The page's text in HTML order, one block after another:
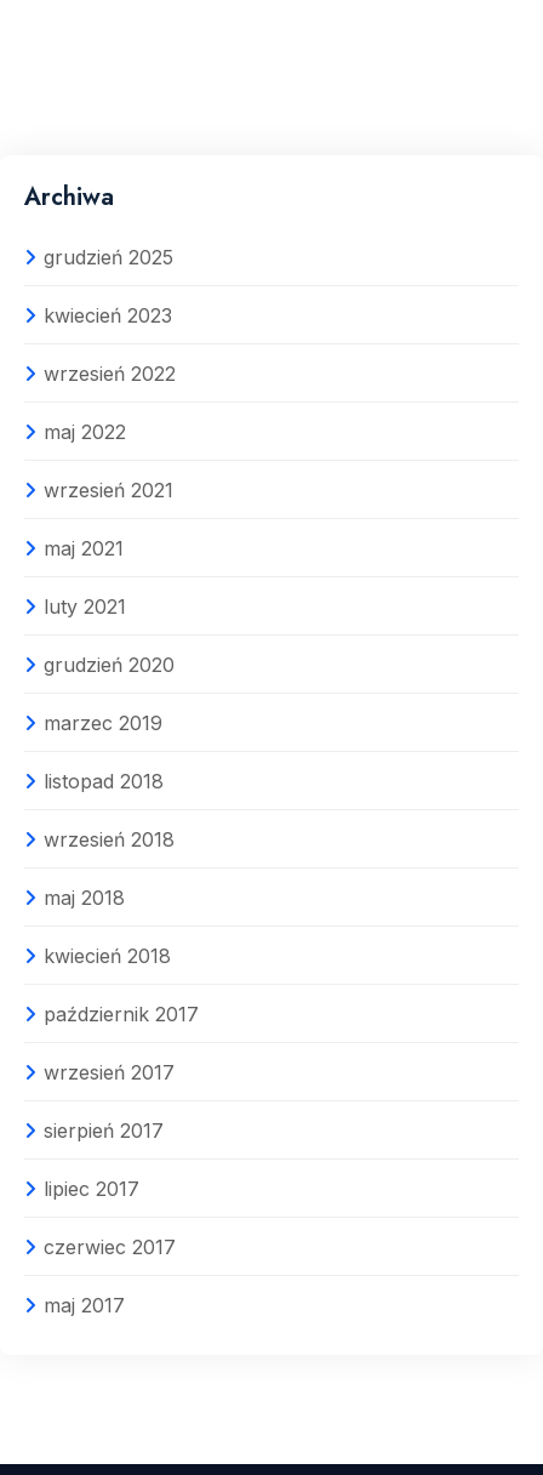
Archiwa
grudzień 2025
kwiecień 2023
wrzesień 2022
maj 2022
wrzesień 2021
maj 2021
luty 2021
grudzień 2020
marzec 2019
listopad 2018
wrzesień 2018
maj 2018
kwiecień 2018
październik 2017
wrzesień 2017
sierpień 2017
lipiec 2017
czerwiec 2017
maj 2017